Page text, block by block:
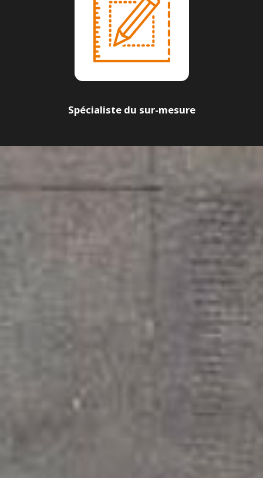
Spécialiste du sur-mesure